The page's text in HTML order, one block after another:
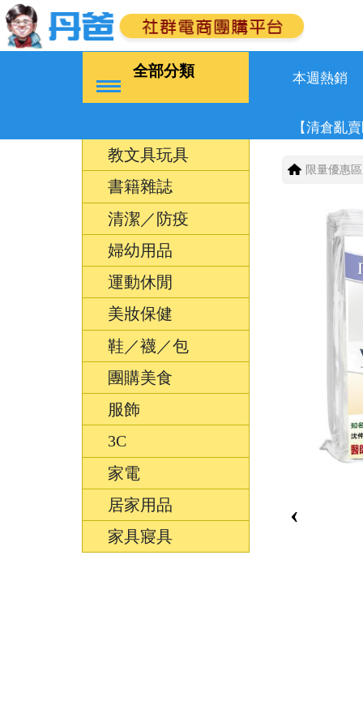
全部分類 本週熱銷
【清倉亂
教文具玩具
書籍雜誌
清潔／防疫
婦幼用品
運動休閒
美妝保健
鞋／襪／包
團購美食
服飾
3C
家電
居家用品
家具寢具
限量優惠區
‹